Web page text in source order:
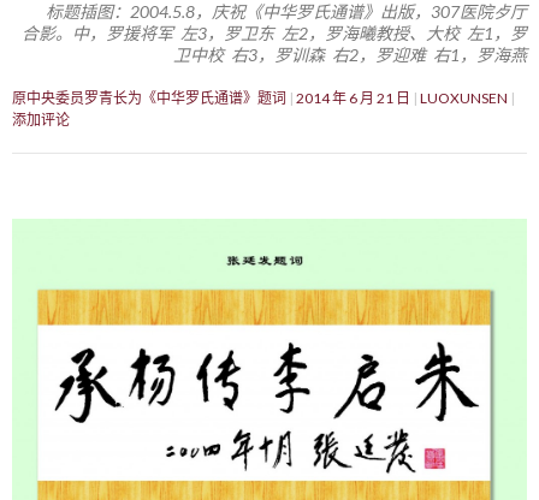
标题插图：2004.5.8，庆祝《中华罗氏通谱》出版，307医院歺厅
合影。中，罗援将军 左3，罗卫东 左2，罗海曦教授、大校 左1，罗
卫中校 右3，罗训森 右2，罗迎难 右1，罗海燕
原中央委员罗青长为《中华罗氏通谱》题词 2014 年 6 月 21 日
LUOXUNSEN
添加评论